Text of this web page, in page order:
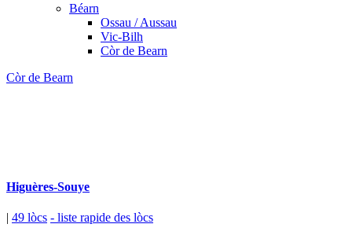
Béarn
Ossau / Aussau
Vic-Bilh
Còr de Bearn
Còr de Bearn
Higuères-Souye
| 49 lòcs - liste rapide des lòcs